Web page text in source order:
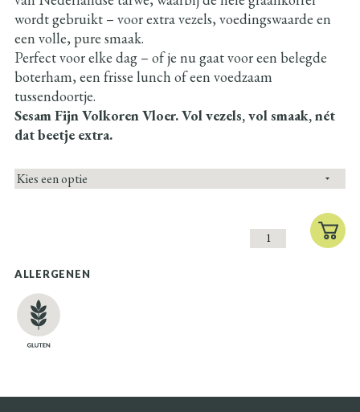
wordt gebruikt – voor extra vezels, voedingswaarde en
een volle, pure smaak.
Perfect voor elke dag – of je nu gaat voor een belegde
boterham, een frisse lunch of een voedzaam
tussendoortje.
Sesam Fijn Volkoren Vloer. Vol vezels, vol smaak, nét
dat beetje extra.
ALLERGENEN